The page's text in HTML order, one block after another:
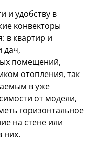
и удобству в
конвекторы
в квартир и
дач,
помещений,
отопления, так
в уже
от модели,
горизонтальное
на стене или
них.